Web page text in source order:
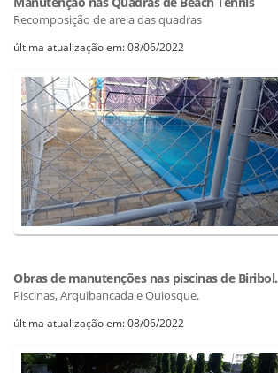
Recomposição de areia das quadras
última atualização em: 08/06/2022
Obras de manutenções nas piscinas de Biribol.
Piscinas, Arquibancada e Quiosque.
última atualização em: 08/06/2022